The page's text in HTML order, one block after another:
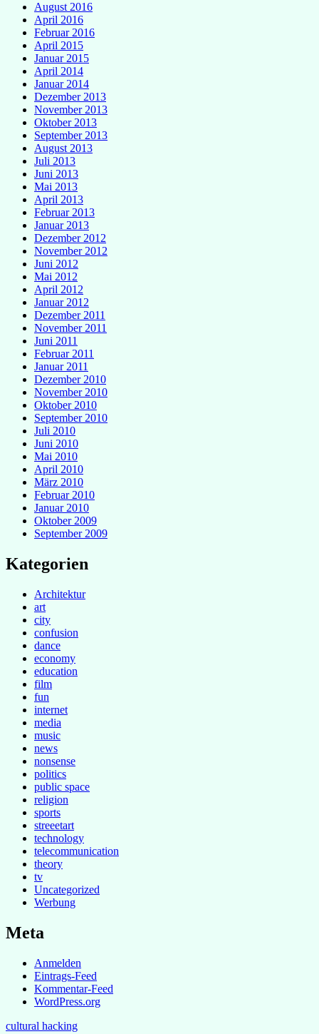
August 2016
April 2016
Februar 2016
April 2015
Januar 2015
April 2014
Januar 2014
Dezember 2013
November 2013
Oktober 2013
September 2013
August 2013
Juli 2013
Juni 2013
Mai 2013
April 2013
Februar 2013
Januar 2013
Dezember 2012
November 2012
Juni 2012
Mai 2012
April 2012
Januar 2012
Dezember 2011
November 2011
Juni 2011
Februar 2011
Januar 2011
Dezember 2010
November 2010
Oktober 2010
September 2010
Juli 2010
Juni 2010
Mai 2010
April 2010
März 2010
Februar 2010
Januar 2010
Oktober 2009
September 2009
Kategorien
Architektur
art
city
confusion
dance
economy
education
film
fun
internet
media
music
news
nonsense
politics
public space
religion
sports
streeetart
technology
telecommunication
theory
tv
Uncategorized
Werbung
Meta
Anmelden
Eintrags-Feed
Kommentar-Feed
WordPress.org
cultural hacking